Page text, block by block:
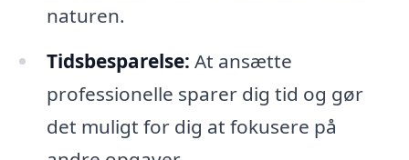
naturen.
Tidsbesparelse: At ansætte
professionelle sparer dig tid og gør
det muligt for dig at fokusere på